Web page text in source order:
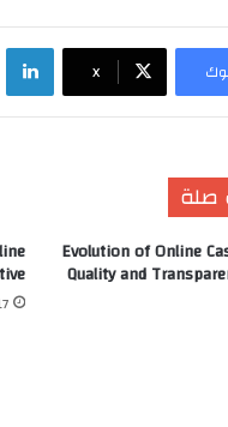
X
صلة
Evolution of Online
Quality and
17